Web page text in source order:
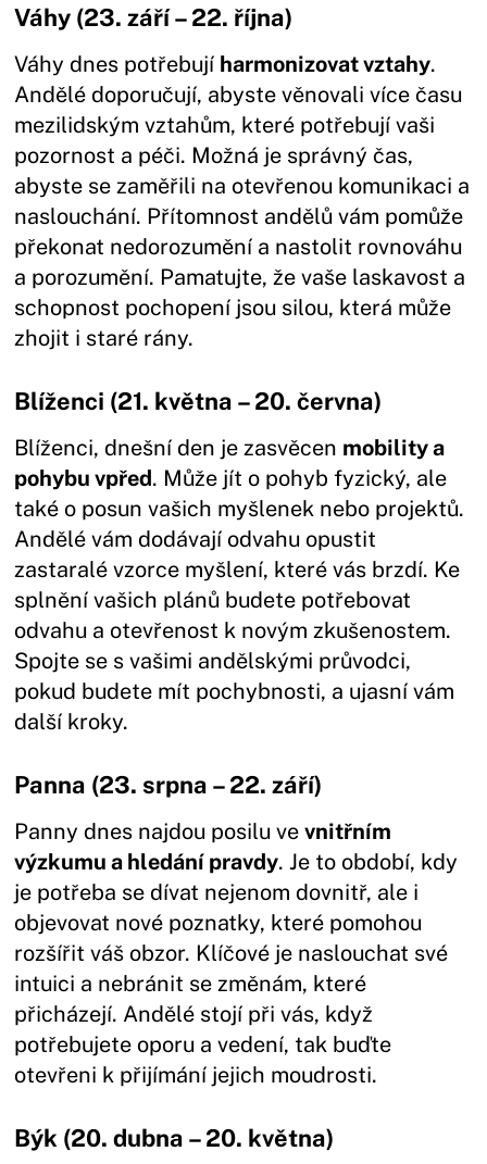
Váhy (23. září – 22. října)
Váhy dnes potřebují harmonizovat vztahy.
Andělé doporučují, abyste věnovali více času
mezilidským vztahům, které potřebují vaši
pozornost a péči. Možná je správný čas,
abyste se zaměřili na otevřenou komunikaci a
naslouchání. Přítomnost andělů vám pomůže
překonat nedorozumění a nastolit rovnováhu
a porozumění. Pamatujte, že vaše laskavost a
schopnost pochopení jsou silou, která může
zhojit i staré rány.
Blíženci (21. května – 20. června)
Blíženci, dnešní den je zasvěcen mobility a
pohybu vpřed. Může jít o pohyb fyzický, ale
také o posun vašich myšlenek nebo projektů.
Andělé vám dodávají odvahu opustit
zastaralé vzorce myšlení, které vás brzdí. Ke
splnění vašich plánů budete potřebovat
odvahu a otevřenost k novým zkušenostem.
Spojte se s vašimi andělskými průvodci,
pokud budete mít pochybnosti, a ujasní vám
další kroky.
Panna (23. srpna – 22. září)
Panny dnes najdou posilu vevnitřním
výzkumu a hledání pravdy. Je to období, kdy
je potřeba se dívat nejenom dovnitř, ale i
objevovat nové poznatky, které pomohou
rozšířit váš obzor. Klíčové je naslouchat své
intuici a nebránit se změnám, které
přicházejí. Andělé stojí při vás, když
potřebujete oporu a vedení, tak buďte
otevřeni k přijímání jejich moudrosti.
Býk (20. dubna – 20. května)